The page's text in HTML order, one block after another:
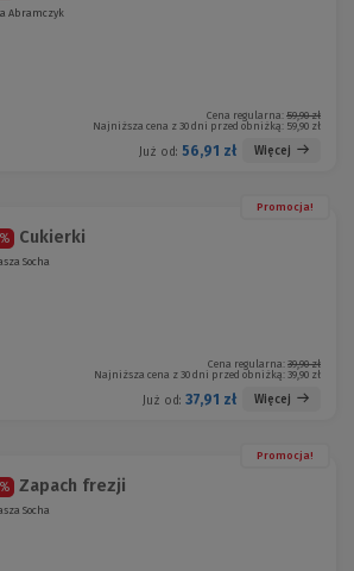
Abramczyk
Cena regularna: 59,90 zł
Najniższa cena z 30 dni przed obniżką: 59,90 zł
Już od: 56,91 zł Więcej
Promocja!
Cukierki
Socha
Cena regularna: 39,90 zł
Najniższa cena z 30 dni przed obniżką: 39,90 zł
Już od: 37,91 zł Więcej
Promocja!
Zapach frezji
Socha